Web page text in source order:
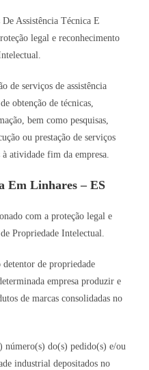
Assistência Técnica E
legal e reconhecimento
de serviços de assistência
obtenção de técnicas,
bem como pesquisas,
ou prestação de serviços
à atividade fim da empresa.
Em Linhares – ES
com a proteção legal e
Propriedade Intelectual.
de propriedade
empresa produzir e
de marcas consolidadas no
número(s) do(s) pedido(s) e/ou
industrial depositados no